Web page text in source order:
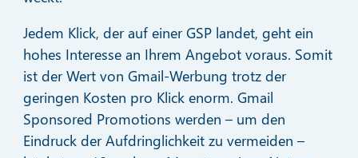
Jedem Klick, der auf einer GSP landet, geht ein
hohes Interesse an Ihrem Angebot voraus. Somit
ist der Wert von Gmail-Werbung trotz der
geringen Kosten pro Klick enorm. Gmail
Sponsored Promotions werden – um den
Eindruck der Aufdringlichkeit zu vermeiden –